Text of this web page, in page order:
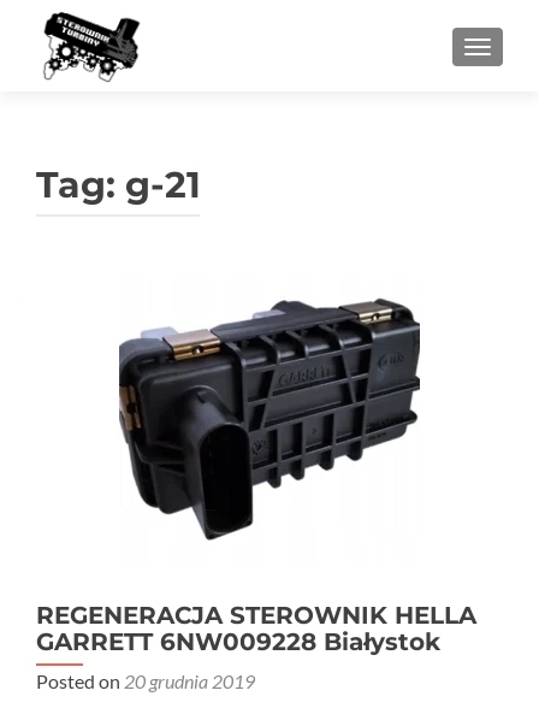
Tag: g-21
REGENERACJA STEROWNIK HELLA
GARRETT 6NW009228 Białystok
Posted on 20 grudnia 2019
wpisach